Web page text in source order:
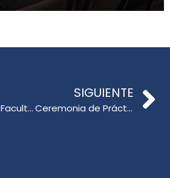
Profesor de la Facultad de Educación participa en destacados eventos internacionales en Francia
SIGUIENTE
Ceremonia de Práctica Inicial: Estudiantes de Educación General Básica reciben su piocha y dan inicio a su formación práctica